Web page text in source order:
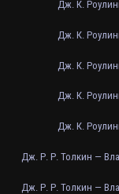
Дж. К.
Дж. К.
Дж. К.
Дж. К.
Дж. К.
Дж. Р. Р. Толкин —
Дж. Р. Р. Толкин —